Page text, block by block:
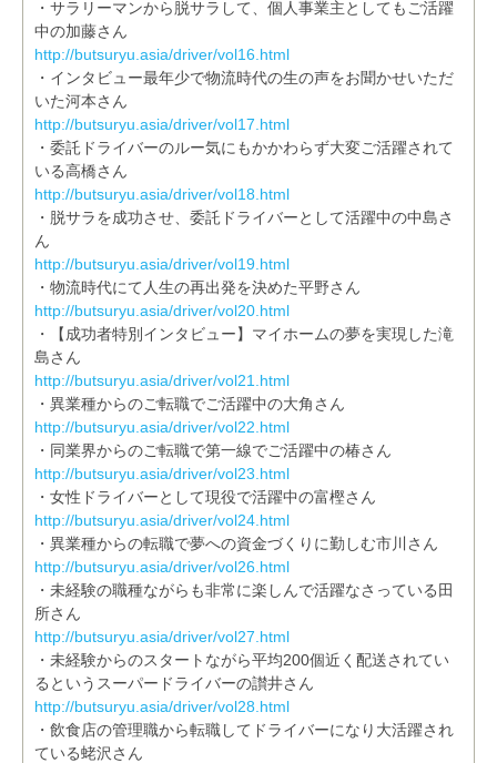
・サラリーマンから脱サラして、個人事業主としてもご活躍
中の加藤さん
http://butsuryu.asia/driver/vol16.html
・インタビュー最年少で物流時代の生の声をお聞かせいただ
いた河本さん
http://butsuryu.asia/driver/vol17.html
・委託ドライバーのルー気にもかかわらず大変ご活躍されて
いる高橋さん
http://butsuryu.asia/driver/vol18.html
・脱サラを成功させ、委託ドライバーとして活躍中の中島さ
ん
http://butsuryu.asia/driver/vol19.html
・物流時代にて人生の再出発を決めた平野さん
http://butsuryu.asia/driver/vol20.html
・【成功者特別インタビュー】マイホームの夢を実現した滝
島さん
http://butsuryu.asia/driver/vol21.html
・異業種からのご転職でご活躍中の大角さん
http://butsuryu.asia/driver/vol22.html
・同業界からのご転職で第一線でご活躍中の椿さん
http://butsuryu.asia/driver/vol23.html
・女性ドライバーとして現役で活躍中の富樫さん
http://butsuryu.asia/driver/vol24.html
・異業種からの転職で夢への資金づくりに勤しむ市川さん
http://butsuryu.asia/driver/vol26.html
・未経験の職種ながらも非常に楽しんで活躍なさっている田
所さん
http://butsuryu.asia/driver/vol27.html
・未経験からのスタートながら平均200個近く配送されてい
るというスーパードライバーの讃井さん
http://butsuryu.asia/driver/vol28.html
・飲食店の管理職から転職してドライバーになり大活躍され
ている蛯沢さん